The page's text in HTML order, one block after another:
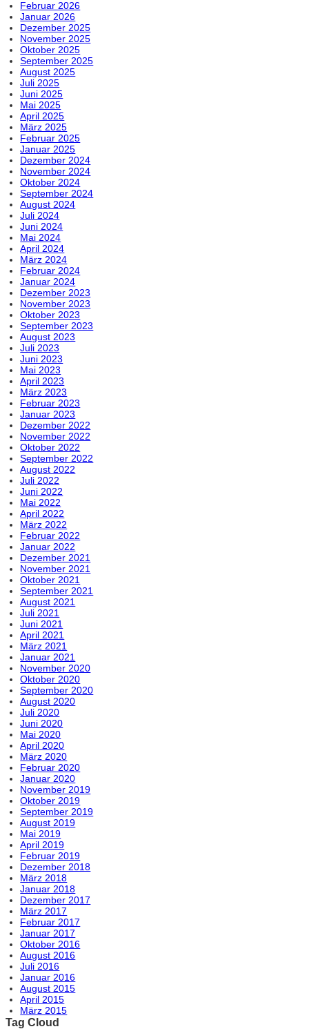
Februar 2026
Januar 2026
Dezember 2025
November 2025
Oktober 2025
September 2025
August 2025
Juli 2025
Juni 2025
Mai 2025
April 2025
März 2025
Februar 2025
Januar 2025
Dezember 2024
November 2024
Oktober 2024
September 2024
August 2024
Juli 2024
Juni 2024
Mai 2024
April 2024
März 2024
Februar 2024
Januar 2024
Dezember 2023
November 2023
Oktober 2023
September 2023
August 2023
Juli 2023
Juni 2023
Mai 2023
April 2023
März 2023
Februar 2023
Januar 2023
Dezember 2022
November 2022
Oktober 2022
September 2022
August 2022
Juli 2022
Juni 2022
Mai 2022
April 2022
März 2022
Februar 2022
Januar 2022
Dezember 2021
November 2021
Oktober 2021
September 2021
August 2021
Juli 2021
Juni 2021
April 2021
März 2021
Januar 2021
November 2020
Oktober 2020
September 2020
August 2020
Juli 2020
Juni 2020
Mai 2020
April 2020
März 2020
Februar 2020
Januar 2020
November 2019
Oktober 2019
September 2019
August 2019
Mai 2019
April 2019
Februar 2019
Dezember 2018
März 2018
Januar 2018
Dezember 2017
März 2017
Februar 2017
Januar 2017
Oktober 2016
August 2016
Juli 2016
Januar 2016
August 2015
April 2015
März 2015
Tag Cloud